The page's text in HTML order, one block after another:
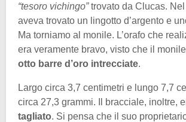
“tesoro vichingo”trovato da Clucas.
aveva trovato un lingotto d’argento e
Ma torniamo al monile. L’orafo che
era veramente bravo, visto che il
otto barre d’oro intrecciate.
Largo circa 3,7 centimetri e lungo 7,7
circa 27,3 grammi. Il bracciale, inoltre,
tagliato. Si pensa che il suo